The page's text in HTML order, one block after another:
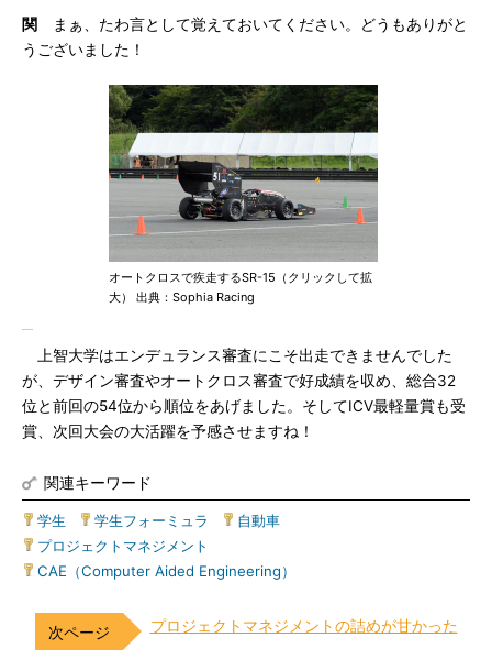
関 まぁ、たわ言として覚えておいてください。どうもありがと
うございました！
オートクロスで疾走するSR-15（クリックして拡
大） 出典：Sophia Racing
上智大学はエンデュランス審査にこそ出走できませんでした
が、デザイン審査やオートクロス審査で好成績を収め、総合32
位と前回の54位から順位をあげました。そしてICV最軽量賞も受
賞、次回大会の大活躍を予感させますね！
関連キーワード
学生 学生フォーミュラ 自動車
プロジェクトマネジメント
CAE（Computer Aided Engineering）
プロジェクトマネジメントの詰めが甘かった